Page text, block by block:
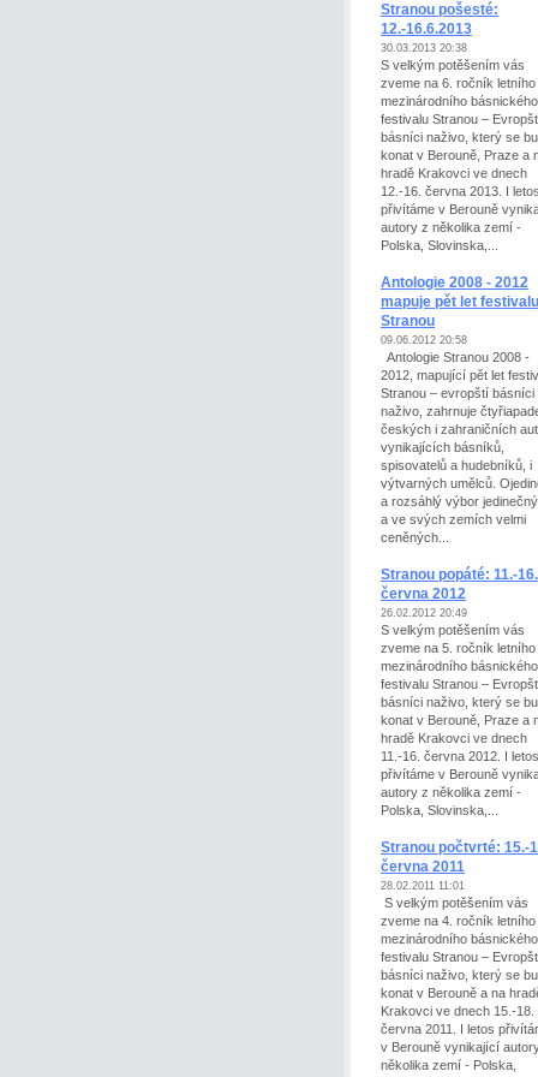
Stranou pošesté:
12.-16.6.2013
30.03.2013 20:38
S velkým potěšením vás
zveme na 6. ročník letního
mezinárodního básnického
festivalu Stranou –
básníci naživo, který se
konat v Berouně, Praze a
hradě Krakovci ve dnech
12.-16. června 2013. I letos
přivítáme v Berouně
autory z několika zemí -
Polska, Slovinska,...
Antologie 2008 - 2012
mapuje pět let festivalu
Stranou
09.06.2012 20:58
Antologie Stranou 2008 -
2012, mapující pět let
Stranou – evropští básníci
naživo, zahrnuje
českých i zahraničních
vynikajících básníků,
spisovatelů a hudebníků, i
výtvarných umělců.
a rozsáhlý výbor
a ve svých zemích velmi
ceněných...
Stranou popáté: 11.-16.
června 2012
26.02.2012 20:49
S velkým potěšením vás
zveme na 5. ročník letního
mezinárodního básnického
festivalu Stranou –
básníci naživo, který se
konat v Berouně, Praze a
hradě Krakovci ve dnech
11.-16. června 2012. I letos
přivítáme v Berouně
autory z několika zemí -
Polska, Slovinska,...
Stranou počtvrté: 15.-
června 2011
28.02.2011 11:01
S velkým potěšením vás
zveme na 4. ročník letního
mezinárodního básnického
festivalu Stranou –
básníci naživo, který se
konat v Berouně a na
Krakovci ve dnech 15.-18.
června 2011. I letos
v Berouně vynikající
několika zemí - Polska,